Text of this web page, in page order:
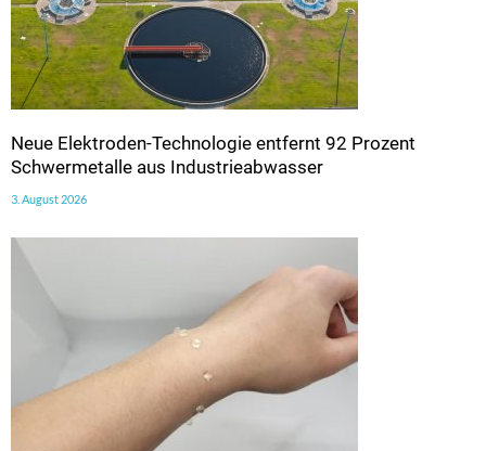
Neue Elektroden-Technologie entfernt 92 Prozent
Schwermetalle aus Industrieabwasser
3. August 2026